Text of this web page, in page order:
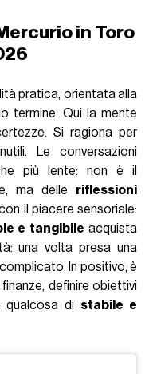
in Toro
pratica, orientata alla
termine. Qui la mente
Si ragiona per
Le conversazioni
più lente: non è il
ma delle riflessioni
il piacere sensoriale:
e tangibile acquista
una volta presa una
In positivo, è
definire obiettivi
qualcosa di stabile e